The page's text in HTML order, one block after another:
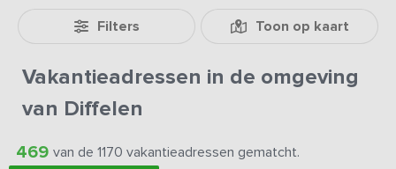
Filters Toon op kaart
Vakantieadressen in de omgeving
van Diffelen
469 van de 1170 vakantieadressen gematcht.